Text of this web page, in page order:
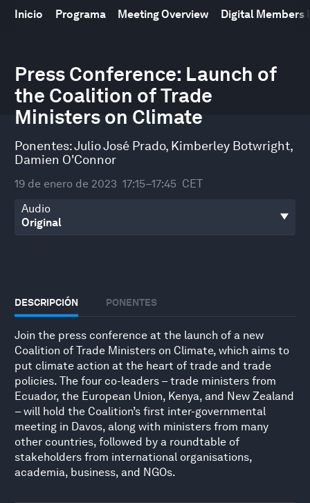
Inicio Programa Meeting Overview Digital Members
Press Conference: Launch of
the Coalition of Trade
Ministers on Climate
Ponentes:Julio José Prado, Kimberley Botwright,
Damien O'Connor
19 de enero de 2023 17:15–17:45 CET
Audio
DESCRIPCIÓN PONENTES
Join the press conference at the launch of a new
Coalition of Trade Ministers on Climate, which aims to
put climate action at the heart of trade and trade
policies. The four co-leaders – trade ministers from
Ecuador, the European Union, Kenya, and New Zealand
– will hold the Coalition’s first inter-governmental
meeting in Davos, along with ministers from many
other countries, followed by a roundtable of
stakeholders from international organisations,
academia, business, and NGOs.
seconds
of
27
minutes,
23
seconds